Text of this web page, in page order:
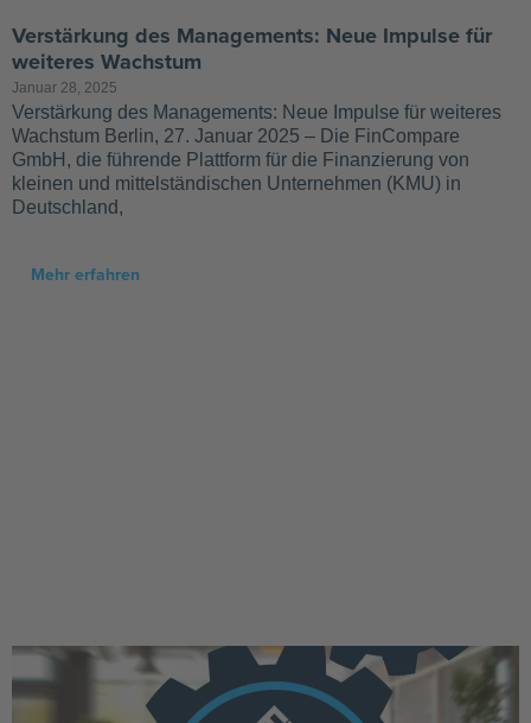
Verstärkung des Managements: Neue Impulse für
weiteres Wachstum
Januar 28, 2025
Verstärkung des Managements: Neue Impulse für weiteres
Wachstum Berlin, 27. Januar 2025 – Die FinCompare
GmbH, die führende Plattform für die Finanzierung von
kleinen und mittelständischen Unternehmen (KMU) in
Deutschland,
Mehr erfahren